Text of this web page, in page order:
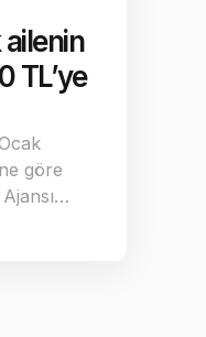
ailenin
TL’ye
göre